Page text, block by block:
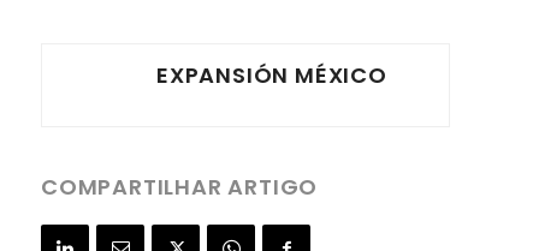
EXPANSIÓN MÉXICO
COMPARTILHAR ARTIGO